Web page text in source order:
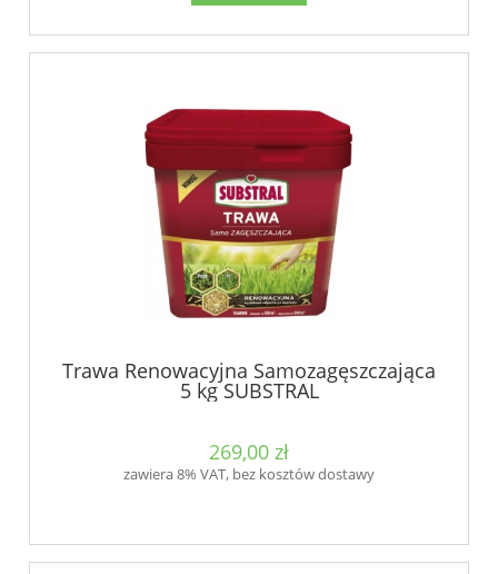
Trawa Renowacyjna Samozagęszczająca
5 kg SUBSTRAL
269,00 zł
zawiera 8% VAT, bez kosztów dostawy